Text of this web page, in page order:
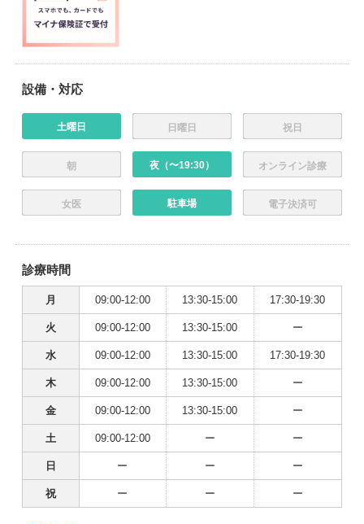
設備・対応
土曜日 日曜日 祝日
朝 夜（〜19:30） オンライン診療
女医 駐車場 電子決済可
診療時間
月 09:00-12:00 13:30-15:00 17:30-19:30
火 09:00-12:00 13:30-15:00 ー
水 09:00-12:00 13:30-15:00 17:30-19:30
木 09:00-12:00 13:30-15:00 ー
金 09:00-12:00 13:30-15:00 ー
土 09:00-12:00 ー ー
日 ー ー ー
祝 ー ー ー